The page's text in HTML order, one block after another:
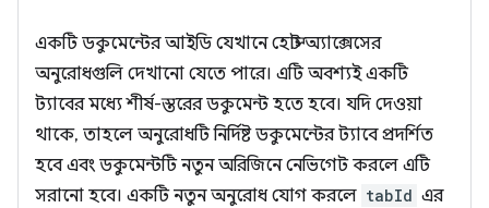
একটি ডকুমেন্টের আইডি যেখানে হোস্ট অ্যাক্সেসের
অনুরোধগুলি দেখানো যেতে পারে। এটি অবশ্যই একটি
ট্যাবের মধ্যে শীর্ষ-স্তরের ডকুমেন্ট হতে হবে। যদি দেওয়া
থাকে, তাহলে অনুরোধটি নির্দিষ্ট ডকুমেন্টের ট্যাবে প্রদর্শিত
হবে এবং ডকুমেন্টটি নতুন অরিজিনে নেভিগেট করলে এটি
সরানো হবে। একটি নতুন অনুরোধ যোগ করলে tabId এর